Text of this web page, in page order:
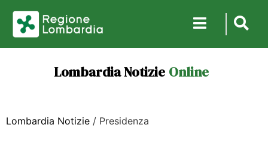
Lombardia Notizie Online
Lombardia Notizie / Presidenza